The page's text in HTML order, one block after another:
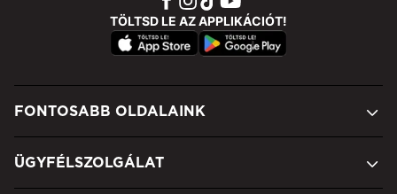
TÖLTSD LE AZ APPLIKÁCIÓT!
FONTOSABB OLDALAINK
ÜGYFÉLSZOLGÁLAT